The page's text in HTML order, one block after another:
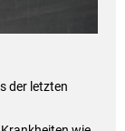
der letzten